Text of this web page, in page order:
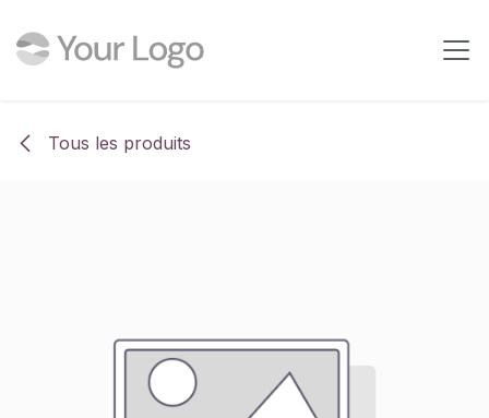
Tous les produits